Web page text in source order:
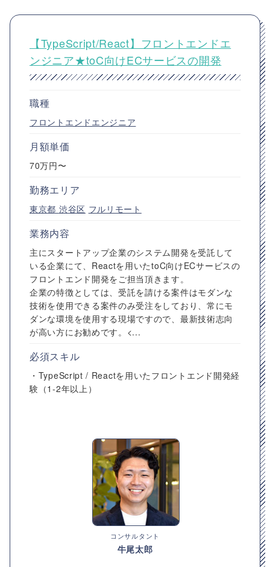
【TypeScript/React】フロントエンドエ
ンジニア★toC向けECサービスの開発
職種
フロントエンドエンジニア
月額単価
70万円〜
勤務エリア
東京都 渋谷区 フルリモート
業務内容
主にスタートアップ企業のシステム開発を受託して
いる企業にて、Reactを用いたtoC向けECサービスの
フロントエンド開発をご担当頂きます。
企業の特徴としては、受託を請ける案件はモダンな
技術を使用できる案件のみ受注をしており、常にモ
ダンな環境を使用する現場ですので、最新技術志向
が高い方にお勧めです。<...
必須スキル
・TypeScript / Reactを用いたフロントエンド開発経
験（1-2年以上）
コンサルタント
牛尾太郎